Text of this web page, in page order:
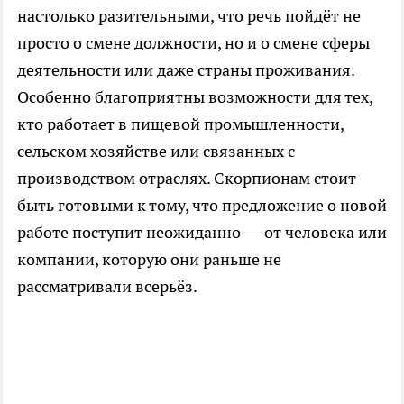
настолько разительными, что речь пойдёт не
просто о смене должности, но и о смене сферы
деятельности или даже страны проживания.
Особенно благоприятны возможности для тех,
кто работает в пищевой промышленности,
сельском хозяйстве или связанных с
производством отраслях. Скорпионам стоит
быть готовыми к тому, что предложение о новой
работе поступит неожиданно — от человека или
компании, которую они раньше не
рассматривали всерьёз.​